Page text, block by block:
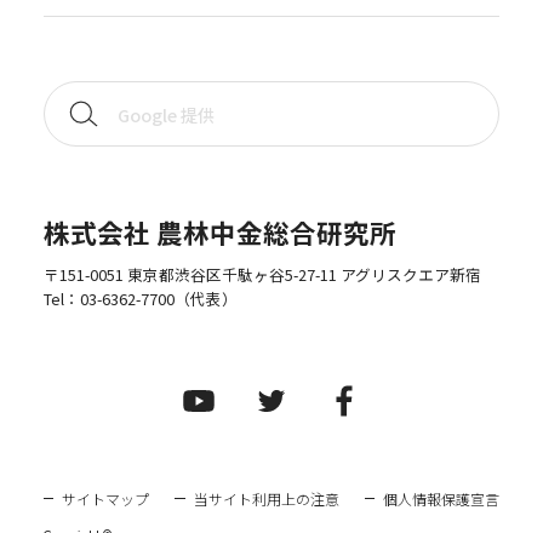
株式会社 農林中金総合研究所
〒151-0051 東京都渋谷区千駄ヶ谷5-27-11 アグリスクエア新宿
Tel： 03-6362-7700（代表）
サイトマップ 当サイト利用上の注意 個人情報保護宣言